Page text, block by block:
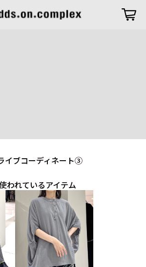
イブコーディネート③
われているアイテム